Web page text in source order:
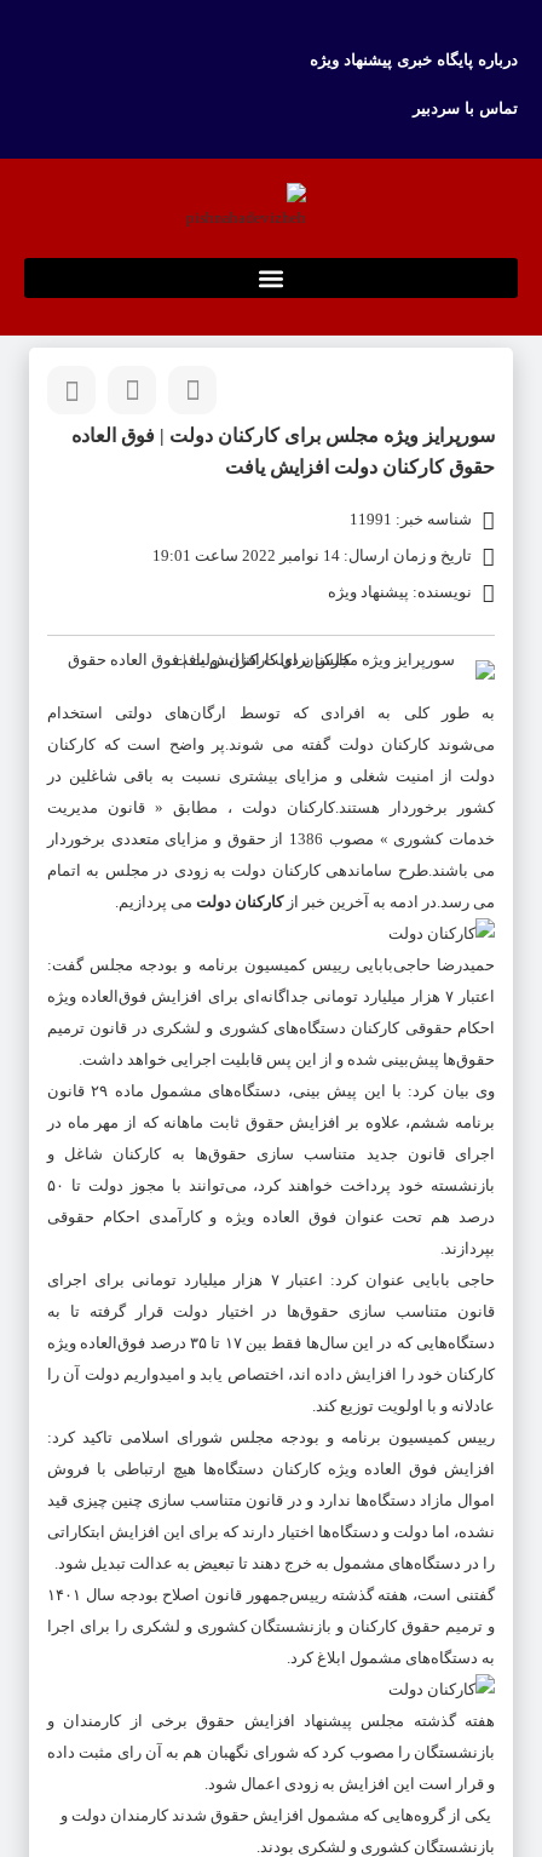
درباره پایگاه خبری پیشنهاد ویژه
تماس با سردبیر
سورپرایز ویژه مجلس برای کارکنان دولت | فوق العاده
حقوق کارکنان دولت افزایش یافت
شناسه خبر: 11991
تاریخ و زمان ارسال: 14 نوامبر 2022 ساعت 19:01
نویسنده: پیشنهاد ویژه
به طور کلی به افرادی که توسط ارگان‌های دولتی استخدام
می‌شوندکارکنان دولت گفته می شوند.پر‌ واضح است کهکارکنان
دولت از امنیت شغلی و مزایای بیشتری نسبت به باقی شاغلین در
کشور برخوردار هستند.کارکنان دولت ، مطابق « قانون مدیریت
خدمات کشوری » مصوب 1386 از حقوق و مزایای متعددی برخوردار
می باشند.طرح ساماندهیکارکنان دولتبه زودی در مجلس به اتمام
می رسد.در ادمه به آخرین خبر ازکارکنان دولت می پردازیم.
​حمیدرضا حاجی‌بابایی رییس کمیسیون برنامه و بودجه مجلس گفت:
اعتبار ۷ هزار میلیارد تومانی جداگانه‌ای برای افزایش فوق‌العاده ویژه
احکام حقوقی کارکنان دستگاه‌های کشوری و لشکری در قانون ترمیم
حقوق‌ها پیش‌بینی شده و از این پس قابلیت اجرایی خواهد داشت.
وی بیان کرد: با این پیش بینی، دستگاه‌های مشمول ماده ۲۹ قانون
برنامه ششم، علاوه بر افزایش حقوق ثابت ماهانه که از مهر ماه در
اجرای قانون جدید متناسب سازی حقوق‌ها به کارکنان شاغل و
بازنشسته خود پرداخت خواهند کرد، می‌توانند با مجوز دولت تا ۵۰
درصد هم تحت عنوان فوق العاده ویژه و کارآمدی احکام حقوقی
بپردازند.
حاجی بابایی عنوان کرد: اعتبار ۷ هزار میلیارد تومانی برای اجرای
قانون متناسب سازی حقوق‌ها در اختیار دولت قرار گرفته تا به
دستگاه‌هایی که در این سال‌ها فقط بین ۱۷ تا ۳۵ درصد فوق‌العاده ویژه
کارکنان خود را افزایش داده اند، اختصاص یابد و امیدواریم دولت آن را
عادلانه و با اولویت توزیع کند.
رییس کمیسیون برنامه و بودجه مجلس شورای اسلامی تاکید کرد:
افزایش فوق العاده ویژه کارکنان دستگاه‌ها هیچ ارتباطی با فروش
اموال مازاد دستگاه‌ها ندارد و در قانون متناسب سازی چنین چیزی قید
نشده، اما دولت و دستگاه‌ها اختیار دارند که برای این افزایش ابتکاراتی
را در دستگاه‌های مشمول به خرج دهند تا تبعیض به عدالت تبدیل شود.
گفتنی است، هفته گذشته رییس‌جمهور قانون اصلاح بودجه سال ۱۴۰۱
و ترمیم حقوق کارکنان و بازنشستگان کشوری و لشکری را برای اجرا
به دستگاه‌های مشمول ابلاغ کرد.
هفته گذشته مجلس پیشنهاد افزایش حقوق برخی از کارمندان و
بازنشستگان را مصوب کرد که شورای نگهبان هم به آن رای مثبت داده
و قرار است این افزایش به زودی اعمال شود.
یکی از گروه‌هایی که مشمول افزایش حقوق شدند کارمندان دولت و
بازنشستگان کشوری و لشکری بودند.